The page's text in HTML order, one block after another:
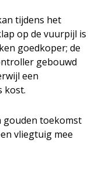
tijdens het
op de vuurpijl is
goedkoper; de
gebouwd
een
kost.
gouden toekomst
vliegtuig mee